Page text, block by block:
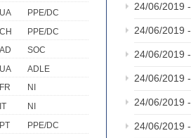
UA
PPE/DC
CH
PPE/DC
AD
SOC
UA
ADLE
FR
NI
IT
NI
PT
PPE/DC
24/06/2019 -
24/06/2019 -
24/06/2019 -
24/06/2019 -
24/06/2019 -
24/06/2019 -